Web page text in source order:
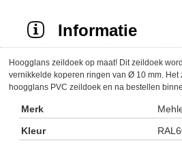
Informatie
Hoogglans zeildoek op maat! Dit zeildoek
vernikkelde koperen ringen van Ø 10 mm.
hoogglans PVC zeildoek en na bestellen
Merk
Kleur